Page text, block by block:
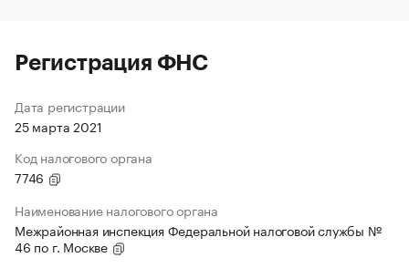
Регистрация ФНС
Дата регистрации
25 марта 2021
Код налогового органа
7746
Наименование налогового органа
Межрайонная инспекция Федеральной налоговой службы №
46 по г. Москве